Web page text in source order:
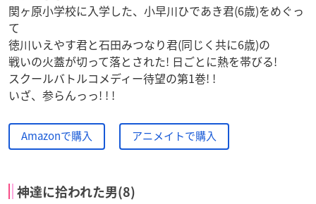
関ヶ原小学校に入学した、小早川ひであき君(6歳)をめぐっ
て
徳川いえやす君と石田みつなり君(同じく共に6歳)の
戦いの火蓋が切って落とされた! 日ごとに熱を帯びる!
スクールバトルコメディー待望の第1巻! !
いざ、参らんっっ! ! !
Amazonで購入 アニメイトで購入
神達に拾われた男(8)